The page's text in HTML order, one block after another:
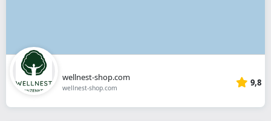
wellnest-shop.com
wellnest-shop.com 9,8